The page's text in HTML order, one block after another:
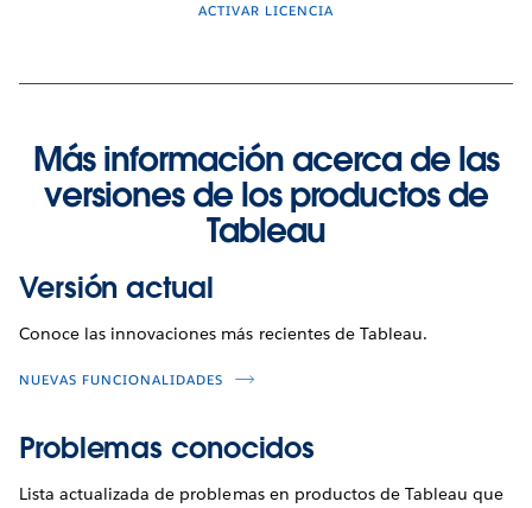
ACTIVAR LICENCIA
Más información acerca de las
versiones de los productos de
Tableau
Versión actual
Conoce las innovaciones más recientes de Tableau.
NUEVAS FUNCIONALIDADES
Problemas conocidos
Lista actualizada de problemas en productos de Tableau que